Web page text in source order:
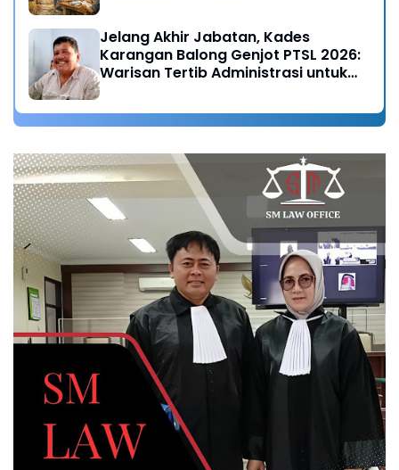
Jelang Akhir Jabatan, Kades
Karangan Balong Genjot PTSL 2026:
Warisan Tertib Administrasi untuk